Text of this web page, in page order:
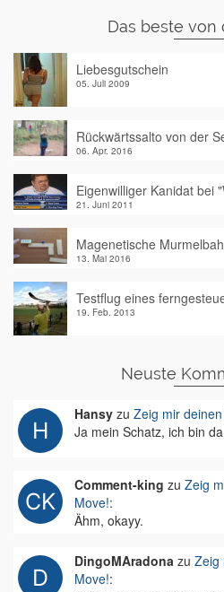
Das beste von
Liebesgutschein
05. Juli 2009
Rückwärtssalto von der
06. Apr. 2016
Eigenwilliger Kanidat bei
21. Juni 2011
Magenetische
13. Mai 2016
Testflug eines
19. Feb. 2013
Neuste
Hansy zu Zeig mir
Ja mein Schatz, ich bin
Comment-king zu Zeig
Move!:
Ähm, okayy.
DingoMAradona zu Zeig
Move!: